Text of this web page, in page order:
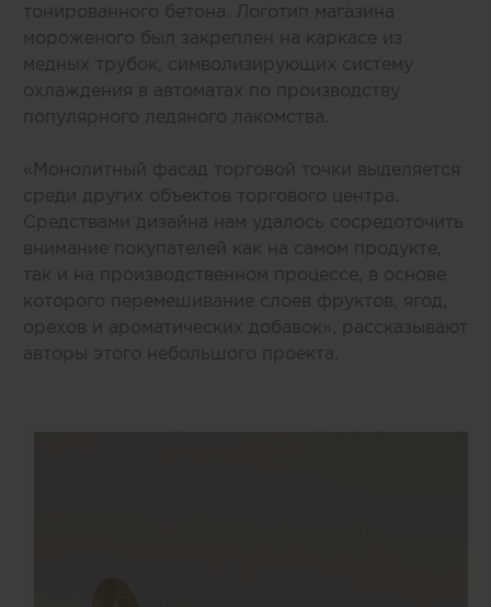
тонированного бетона. Логотип магазина
мороженого был закреплен на каркасе из
медных трубок, символизирующих систему
охлаждения в автоматах по производству
популярного ледяного лакомства.
«Монолитный фасад торговой точки выделяется
среди других объектов торгового центра.
Средствами дизайна нам удалось сосредоточить
внимание покупателей как на самом продукте,
так и на производственном процессе, в основе
которого перемешивание слоев фруктов, ягод,
орехов и ароматических добавок», рассказывают
авторы этого небольшого проекта.